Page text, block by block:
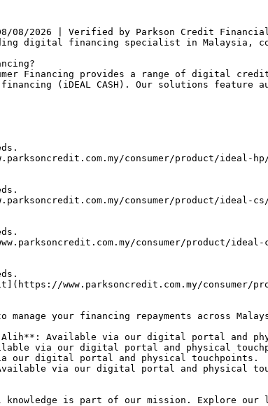
08/2026 | Verified by Parkson Credit
digital financing specialist in Malaysia,
Financing provides a range of digital
financing (iDEAL CASH). Our solutions
consumer/product/ideal-
consumer/product/ideal-
consumer/product/
www.parksoncredit.com.my/consumer/
your financing repayments across
Alih**: Available via our digital portal and
via our digital portal and physical
our digital portal and physical touchpoints.
Available via our digital portal and physical
knowledge is part of our mission. Explore